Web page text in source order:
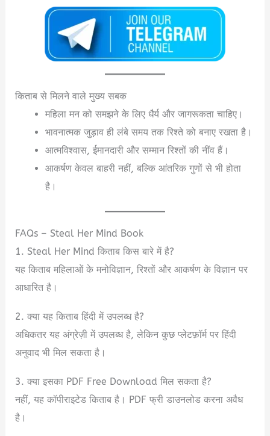
किताब से मिलने वाले मुख्य सबक
महिला मन को समझने के लिए धैर्य और जागरूकता चाहिए।
भावनात्मक जुड़ाव ही लंबे समय तक रिश्ते को बनाए रखता है।
आत्मविश्वास, ईमानदारी और सम्मान रिश्तों की नींव हैं।
आकर्षण केवल बाहरी नहीं, बल्कि आंतरिक गुणों से भी होता
है।
FAQs – Steal Her Mind Book
1. Steal Her Mind किताब किस बारे में है?
यह किताब महिलाओं के मनोविज्ञान, रिश्तों और आकर्षण के विज्ञान पर
आधारित है।
2. क्या यह किताब हिंदी में उपलब्ध है?
अधिकतर यह अंग्रेज़ी में उपलब्ध है, लेकिन कुछ प्लेटफ़ॉर्म पर हिंदी
अनुवाद भी मिल सकता है।
3. क्या इसका PDF Free Download मिल सकता है?
नहीं, यह कॉपीराइटेड किताब है। PDF फ्री डाउनलोड करना अवैध
है।